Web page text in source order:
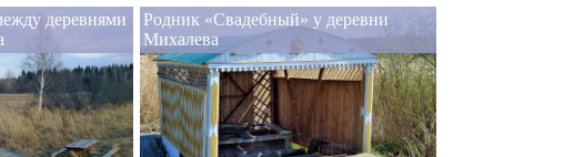
деревнями
Родник «Свадебный» у деревни
Михалева